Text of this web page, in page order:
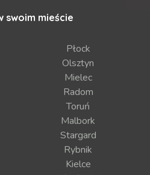
swoim mieście
Płock
Olsztyn
Mielec
Radom
Toruń
Malbork
Stargard
Rybnik
Kielce